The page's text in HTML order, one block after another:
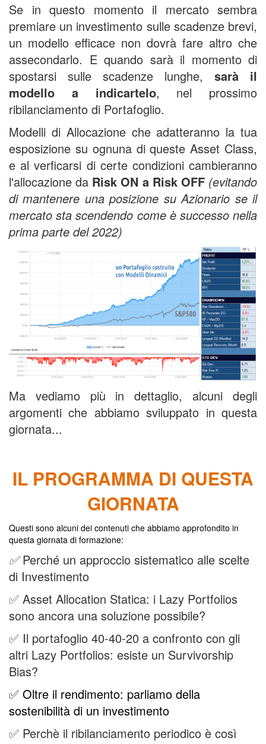
Se in questo momento il mercato sembra
premiare un investimento sulle scadenze brevi,
un modello efficace non dovrà fare altro che
assecondarlo. E quando sarà il momento di
spostarsi sulle scadenze lunghe, sarà il
modello a indicartelo, nel prossimo
ribilanciamento di Portafoglio.
Modelli di Allocazione che adatteranno la tua
esposizione su ognuna di queste Asset Class,
e al verficarsi di certe condizioni cambieranno
l'allocazione da Risk ON a Risk OFF (evitando
di mantenere una posizione su Azionario se il
mercato sta scendendo come è successo nella
prima parte del 2022)
Ma vediamo più in dettaglio, alcuni degli
argomenti che abbiamo sviluppato in questa
giornata...
IL PROGRAMMA DI QUESTA
GIORNATA
Questi sono alcuni dei contenuti che abbiamo approfondito in
questa giornata di formazione:
✅Perché un approccio sistematico alle scelte
di Investimento
✅ Asset Allocation Statica: i Lazy Portfolios
sono ancora una soluzione possibile?
✅ Il portafoglio 40-40-20 a confronto con gli
altri Lazy Portfolios: esiste un Survivorship
Bias?
✅ Oltre il rendimento: parliamo della
sostenibilità di un investimento
✅ Perchè il ribilanciamento periodico è così